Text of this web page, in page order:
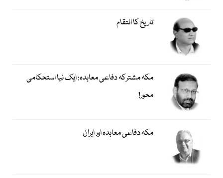
تاریخ کا انتقام
مکہ مشترکہ دفاعی معاہدہ: ایک نیا استحکامی
محور!
مکہ دفاعی معاہدہ اور ایران